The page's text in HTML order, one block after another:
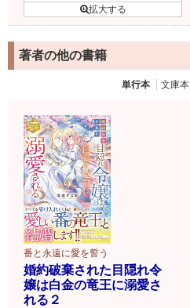
著者の他の書籍
単行本 文庫本
番と永遠に愛を誓う
婚約破棄された目隠れ令
嬢は白金の竜王に溺愛さ
れる２